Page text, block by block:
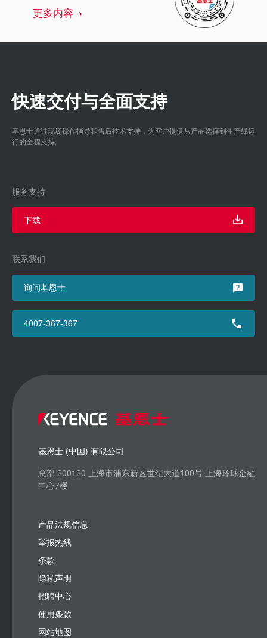
更多内容
快速交付与全面支持
基恩士通过现场操作指导和售后技术支持，为客户提供从产品选择到生产线运
行的全程支持。
服务支持
下载
联系我们
询问基恩士
4007-367-367
基恩士 (中国) 有限公司
总部 200120 上海市浦东新区世纪大道100号 上海环球金融
中心7楼
产品法规信息
举报热线
条款
隐私声明
招聘中心
使用条款
网站地图